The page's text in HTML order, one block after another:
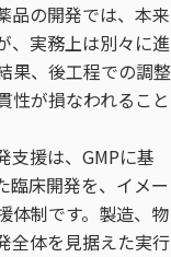
品の開発では、本来
、実務上は別々に進
果、後工程での調整
性が損なわれること
支援は、GMPに基
臨床開発を、イメー
体制です。製造、物
全体を見据えた実行